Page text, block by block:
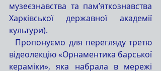
музеєзнавства та пам’яткознавства
Харківської державної академії
культури).
відеолекцію «Орнаментика барської
кераміки», яка набрала в мережі